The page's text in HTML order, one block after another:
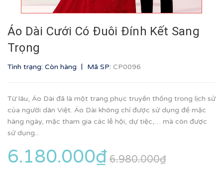
Áo Dài Cưới Có Đuôi Đính Kết Sang
Trọng
Tình trạng: Còn hàng | Mã SP: CP0096
Từ lâu, Áo Dài đã là một trang phục truyền thống trong lịch sử
của người dân Việt. Áo Dài không chỉ được sử dụng để mặc
hàng ngày, mặc tham gia các lễ hội, dự tiệc,… mà còn được
sử dụng...
6.180.000₫ 6.980.000₫